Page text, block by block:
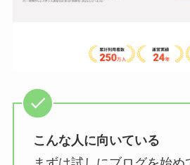
こんな人に向いている